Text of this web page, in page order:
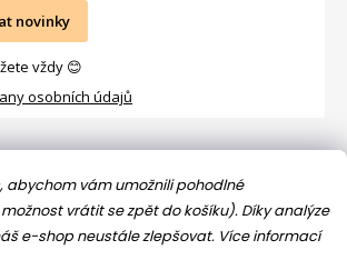
abychom vám umožnili pohodlné
vrátit se zpět do košíku). Díky analýze
e-shop neustále zlepšovat. Více informací
novinky
vždy 😊
osobních údajů